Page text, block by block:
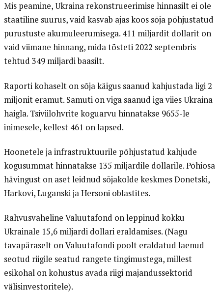
Mis peamine, Ukraina rekonstrueerimise hinnasilt ei ole
staatiline suurus, vaid kasvab ajas koos sõja põhjustatud
purustuste akumuleerumisega. 411 miljardit dollarit on
vaid viimane hinnang, mida tõsteti 2022 septembris
tehtud 349 miljardi baasilt.
Raporti kohaselt on sõja käigus saanud kahjustada ligi 2
miljonit eramut. Samuti on viga saanud iga viies Ukraina
haigla. Tsiviilohvrite koguarvu hinnatakse 9655-le
inimesele, kellest 461 on lapsed.
Hoonetele ja infrastruktuurile põhjustatud kahjude
kogusummat hinnatakse 135 miljardile dollarile. Põhiosa
hävingust on aset leidnud sõjakolde keskmes Donetski,
Harkovi, Luganski ja Hersoni oblastites.
Rahvusvaheline Valuutafond on leppinud kokku
Ukrainale 15,6 miljardi dollari eraldamises. (Nagu
tavapäraselt on Valuutafondi poolt eraldatud laenud
seotud riigile seatud rangete tingimustega, millest
esikohal on kohustus avada riigi majandussektorid
välisinvestoritele).